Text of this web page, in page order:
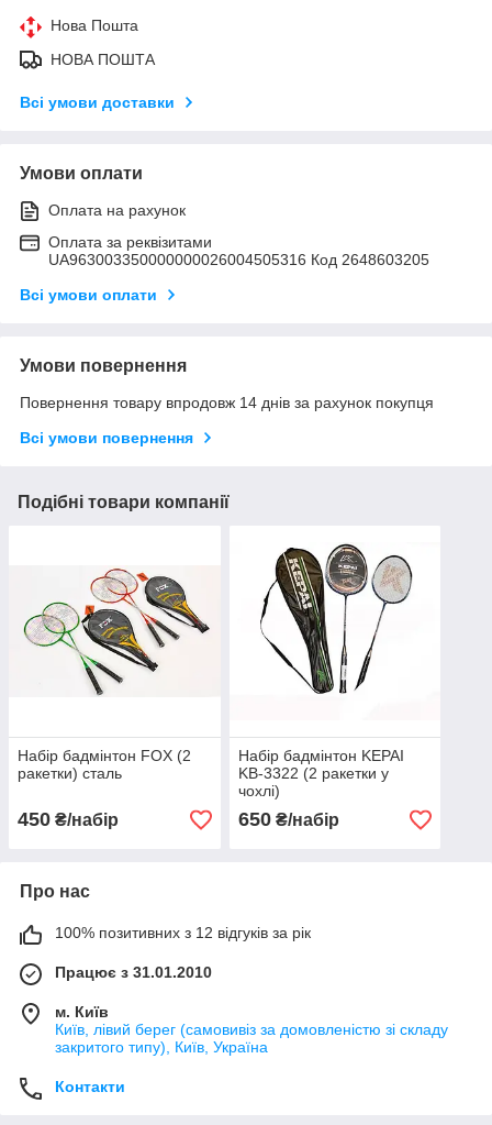
Нова Пошта
НОВА ПОШТА
Всі умови доставки
Умови оплати
Оплата на рахунок
Оплата за реквізитами
UA963003350000000026004505316 Код 2648603205
Всі умови оплати
Умови повернення
Повернення товару впродовж 14 днів за рахунок покупця
Всі умови повернення
Подібні товари компанії
Набір бадмінтон FOX (2
ракетки) сталь
450 ₴/набір
Набір бадмінтон KEPAI
KB-3322 (2 ракетки у
чохлі)
650₴/набір
Про нас
100% позитивних з 12 відгуків за рік
Працює з 31.01.2010
м. Київ
Київ, лівий берег (самовивіз за домовленістю зі складу
закритого типу), Київ, Україна
Контакти